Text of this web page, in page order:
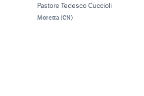
Pastore Tedesco Cuccioli
Moretta (CN)